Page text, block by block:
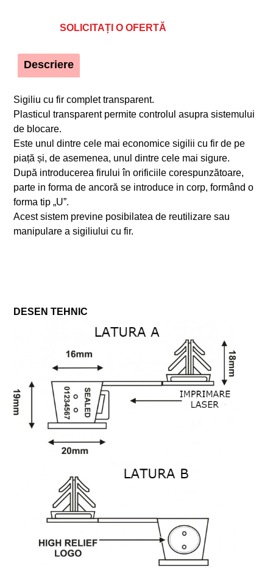
SOLICITAȚI O OFERTĂ
Descriere
Sigiliu cu fir complet transparent.
Plasticul transparent permite controlul asupra sistemului
de blocare.
Este unul dintre cele mai economice sigilii cu fir de pe
piață și, de asemenea, unul dintre cele mai sigure.
După introducerea firului în orificiile corespunzătoare,
parte in forma de ancoră se introduce in corp, formând o
forma tip „U”.
Acest sistem previne posibilatea de reutilizare sau
manipulare a sigiliului cu fir.
DESEN TEHNIC